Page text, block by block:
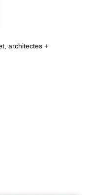
architectes +